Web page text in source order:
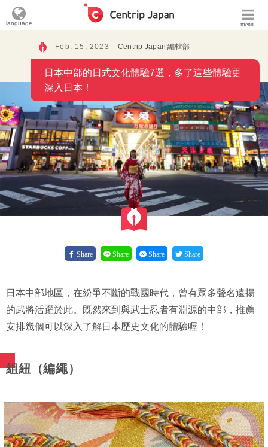
menu
language
Feb. 15, 2023 Centrip Japan 編輯部
日本中部的日式文化體驗7選，多了這些體驗更
深入日本！
Share Share Share Share
日本中部地區，在紛爭不斷的戰國時代，曾有眾多聲名遠揚
的武將活躍於此。既然來到與武士忍者有淵源的中部，推薦
安排幾個可以深入了解日本歷史文化的體驗喔！
組紐（編繩）